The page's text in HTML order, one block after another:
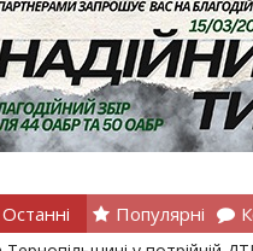
Останні Популярні